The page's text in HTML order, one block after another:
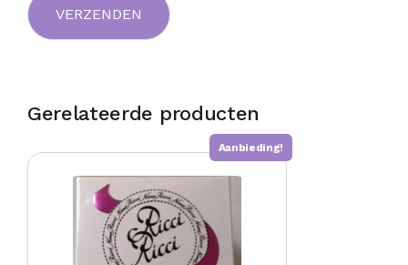
Gerelateerde producten
Aanbieding!